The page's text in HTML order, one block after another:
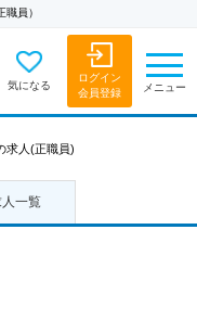
員）
気になる
ログイン
会員登録
メニュー
求人 (正職員)
一覧